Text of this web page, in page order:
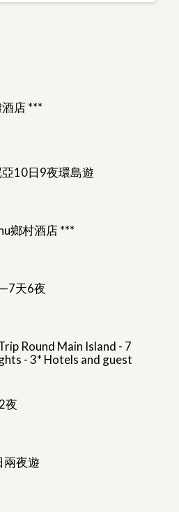
店 ***
10日9夜環島遊
鄉村酒店 ***
天6夜
Round Main Island - 7
- 3* Hotels and guest
夜
兩夜遊